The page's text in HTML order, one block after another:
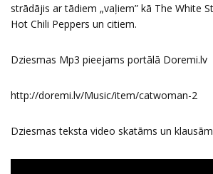
strādājis ar tādiem „vaļiem” kā The White
Hot Chili Peppers un citiem.
Dziesmas Mp3 pieejams portālā Doremi.lv
http://doremi.lv/Music/item/catwoman-2
Dziesmas teksta video skatāms un